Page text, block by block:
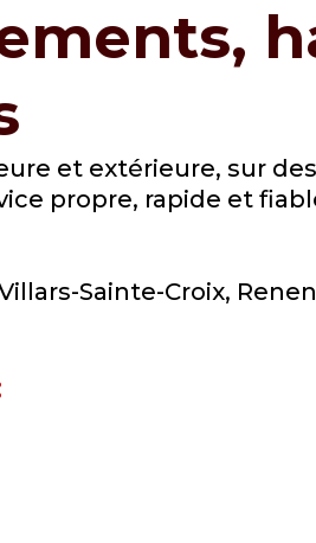
et extérieure, sur
propre, rapide et
Sainte-Croix,